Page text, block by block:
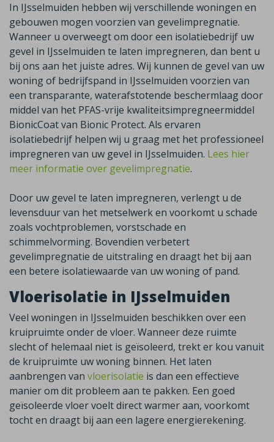
In IJsselmuiden hebben wij verschillende woningen en
gebouwen mogen voorzien van gevelimpregnatie.
Wanneer u overweegt om door een isolatiebedrijf uw
gevel in IJsselmuiden te laten impregneren, dan bent u
bij ons aan het juiste adres. Wij kunnen de gevel van uw
woning of bedrijfspand in IJsselmuiden voorzien van
een transparante, waterafstotende beschermlaag door
middel van het PFAS-vrije kwaliteitsimpregneermiddel
BionicCoat van Bionic Protect. Als ervaren
isolatiebedrijf helpen wij u graag met het professioneel
impregneren van uw gevel in IJsselmuiden. Lees hier
meer informatie over gevelimpregnatie.
Door uw gevel te laten impregneren, verlengt u de
levensduur van het metselwerk en voorkomt u schade
zoals vochtproblemen, vorstschade en
schimmelvorming. Bovendien verbetert
gevelimpregnatie de uitstraling en draagt het bij aan
een betere isolatiewaarde van uw woning of pand.
Vloerisolatie in IJsselmuiden
Veel woningen in IJsselmuiden beschikken over een
kruipruimte onder de vloer. Wanneer deze ruimte
slecht of helemaal niet is geïsoleerd, trekt er kou vanuit
de kruipruimte uw woning binnen. Het laten
aanbrengen van vloerisolatie is dan een effectieve
manier om dit probleem aan te pakken. Een goed
geïsoleerde vloer voelt direct warmer aan, voorkomt
tocht en draagt bij aan een lagere energierekening.